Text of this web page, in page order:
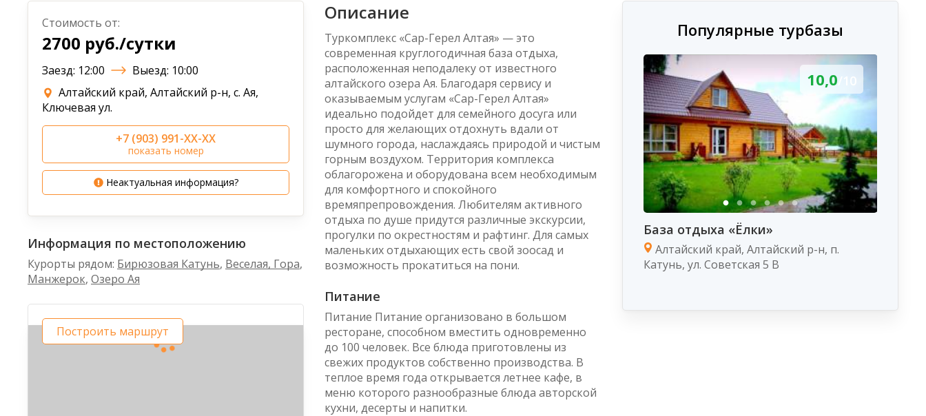
Стоимость от:
2700 руб./сутки
Заезд: 12:00
Выезд: 10:00
Алтайский край, Алтайский р-н, с. Ая,
Ключевая ул.
+7 (903) 991-XX-XX
показать номер
Неактуальная информация?
Информация по местоположению
Курорты рядом: Бирюзовая Катунь, Веселая, Гора,
Манжерок, Озеро Ая
Построить маршрут
Описание
Туркомплекс «Сар-Герел Алтая» — это
современная круглогодичная база отдыха,
расположенная неподалеку от известного
алтайского озера Ая. Благодаря сервису и
оказываемым услугам «Сар-Герел Алтая»
идеально подойдет для семейного досуга или
просто для желающих отдохнуть вдали от
шумного города, наслаждаясь природой и чистым
горным воздухом. Территория комплекса
облагорожена и оборудована всем необходимым
для комфортного и спокойного
времяпрепровождения. Любителям активного
отдыха по душе придутся различные экскурсии,
прогулки по окрестностям и рафтинг. Для самых
маленьких отдыхающих есть свой зоосад и
возможность прокатиться на пони.
Питание
Питание Питание организовано в большом
ресторане, способном вместить одновременно
до 100 человек. Все блюда приготовлены из
свежих продуктов собственно производства. В
теплое время года открывается летнее кафе, в
меню которого разнообразные блюда авторской
кухни, десерты и напитки.
Популярные турбазы
10,0/10
База отдыха «Ёлки»
Алтайский край, Алтайский р-н, п.
Катунь, ул. Советская 5 В